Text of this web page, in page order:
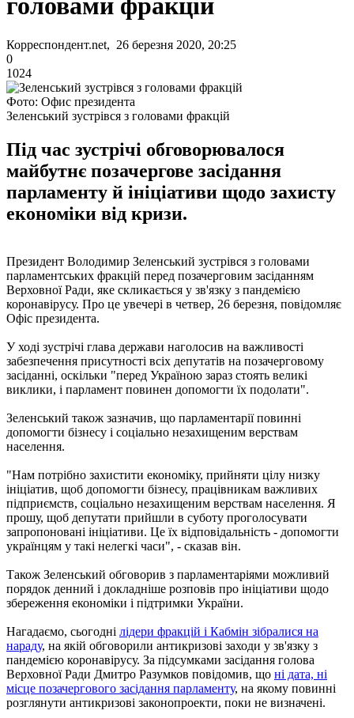
головами фракцій
Корреспондент.net, 26 березня 2020, 20:25
0
1024
Фото: Офис президента
Зеленський зустрівся з головами фракцій
Під час зустрічі обговорювалося
майбутнє позачергове засідання
парламенту й ініціативи щодо захисту
економіки від кризи.
Президент Володимир Зеленський зустрівся з головами
парламентських фракцій перед позачерговим засіданням
Верховної Ради, яке скликається у зв'язку з пандемією
коронавірусу. Про це увечері в четвер, 26 березня, повідомляє
Офіс президента.
У ході зустрічі глава держави наголосив на важливості
забезпечення присутності всіх депутатів на позачерговому
засіданні, оскільки "перед Україною зараз стоять великі
виклики, і парламент повинен допомогти їх подолати".
Зеленський також зазначив, що парламентарії повинні
допомогти бізнесу і соціально незахищеним верствам
населення.
"Нам потрібно захистити економіку, прийняти цілу низку
ініціатив, щоб допомогти бізнесу, працівникам важливих
підприємств, соціально незахищеним верствам населення. Я
прошу, щоб депутати прийшли в суботу проголосувати
запропоновані ініціативи. Це їх відповідальність - допомогти
українцям у такі нелегкі часи", - сказав він.
Також Зеленський обговорив з парламентаріями можливий
порядок денний і докладніше розповів про ініціативи щодо
збереження економіки і підтримки України.
Нагадаємо, сьогодні лідери фракцій і Кабмін зібралися на
нараду, на якій обговорили антикризові заходи у зв'язку з
пандемією коронавірусу. За підсумками засідання голова
Верховної Ради Дмитро Разумков повідомив, що ні дата, ні
місце позачергового засідання парламенту, на якому повинні
розглянути антикризові законопроекти, поки не визначені.